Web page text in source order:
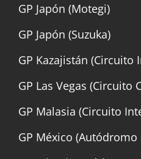
GP Japón (Motegi)
GP Japón (Suzuka)
GP Kazajistán
GP Las Vegas (Circuito
GP Malasia (Circuito
GP México